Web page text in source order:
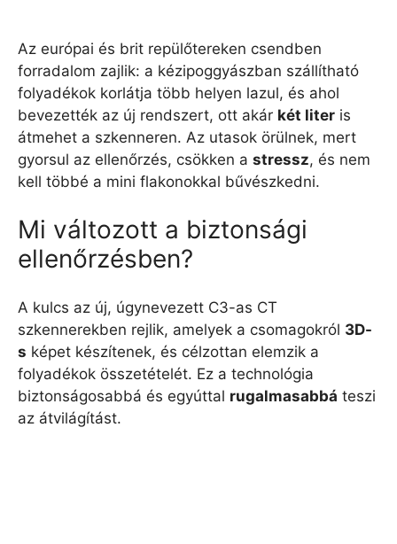
Az európai és brit repülőtereken csendben
forradalom zajlik: a kézipoggyászban szállítható
folyadékok korlátja több helyen lazul, és ahol
bevezették az új rendszert, ott akár két liter is
átmehet a szkenneren. Az utasok örülnek, mert
gyorsul az ellenőrzés, csökken a stressz, és nem
kell többé a mini flakonokkal bűvészkedni.
Mi változott a biztonsági
ellenőrzésben?
A kulcs az új, úgynevezett C3-as CT
szkennerekben rejlik, amelyek a csomagokról 3D-
s képet készítenek, és célzottan elemzik a
folyadékok összetételét. Ez a technológia
biztonságosabbá és egyúttal rugalmasabbá teszi
az átvilágítást.